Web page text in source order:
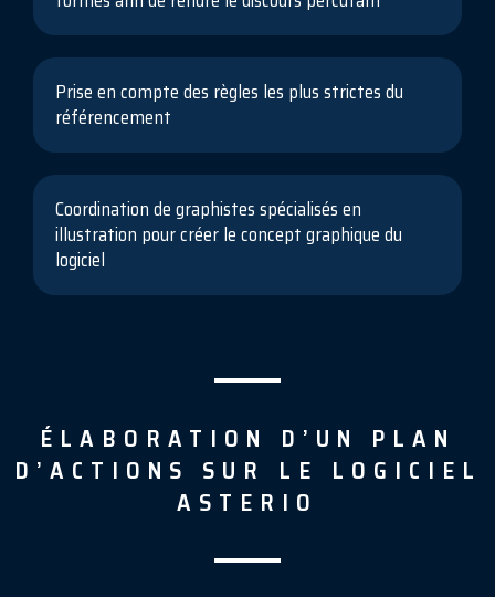
Prise en compte des règles les plus strictes du
référencement
Coordination de graphistes spécialisés en
illustration pour créer le concept graphique du
logiciel
ÉLABORATION D’UN PLAN
D’ACTIONS SUR LE LOGICIEL
ASTERIO